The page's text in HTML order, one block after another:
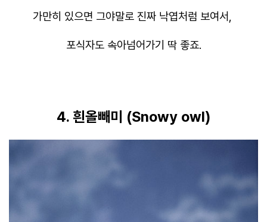
가만히 있으면 그야말로 진짜 낙엽처럼 보여서,
포식자도 속아넘어가기 딱 좋죠.
4. 흰올빼미 (Snowy owl)